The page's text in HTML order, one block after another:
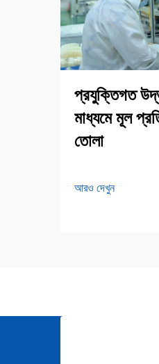
প্রযুক্তিগত
মাধ্যমে মূল
তোলা
আরও দেখুন